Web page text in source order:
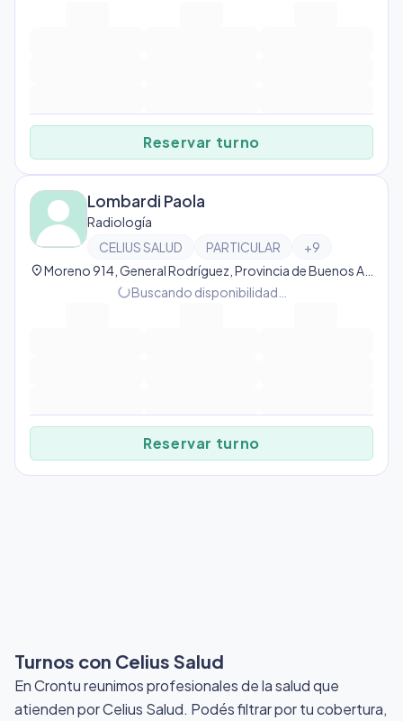
Reservar turno
Lombardi Paola
Radiología
CELIUS SALUD
PARTICULAR +9
location_on
progress_activityBuscando disponibilidad…
Reservar turno
Turnos con Celius Salud
En Crontu reunimos profesionales de la salud que
atienden por Celius Salud. Podés filtrar por tu cobertura,